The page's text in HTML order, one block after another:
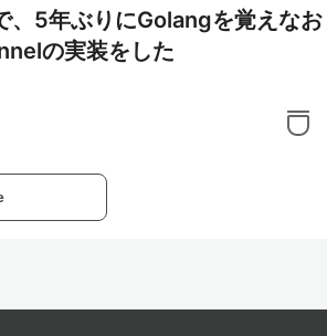
5年ぶりにGolangを覚えなお
の実装をした